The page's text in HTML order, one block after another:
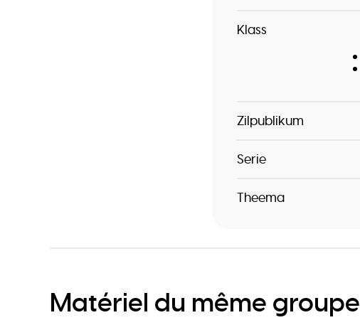
Klass
Zilpublikum
Serie
Theema
Matériel du même groupe